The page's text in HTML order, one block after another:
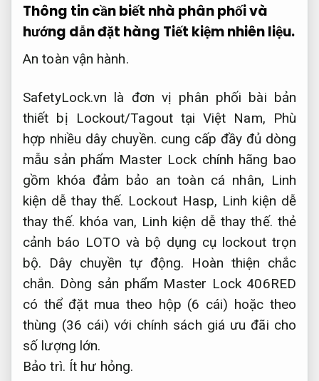
Thông tin cần biết nhà phân phối và
hướng dẫn đặt hàng Tiết kiệm nhiên liệu.
An toàn vận hành.
SafetyLock.vn là đơn vị phân phối bài bản
thiết bị Lockout/Tagout tại Việt Nam,
Phù
hợp nhiều dây chuyền. cung cấp đầy đủ dòng
mẫu sản phẩm Master Lock chính hãng bao
gồm khóa đảm bảo an toàn cá nhân, Linh
kiện dễ thay thế. Lockout Hasp, Linh kiện dễ
thay thế. khóa van, Linh kiện dễ thay thế. thẻ
cảnh báo LOTO và bộ dụng cụ lockout trọn
bộ. Dây chuyền tự động.
Hoàn thiện chắc
chắn. Dòng sản phẩm Master Lock 406RED
có thể đặt mua theo hộp (6 cái) hoặc theo
thùng (36 cái) với chính sách giá ưu đãi cho
số lượng lớn.
Bảo trì. Ít hư hỏng.